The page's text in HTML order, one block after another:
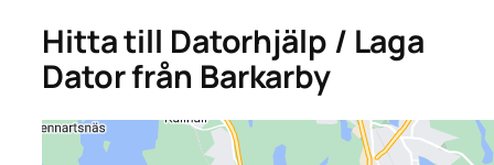
Hitta till Datorhjälp / Laga
Dator från Barkarby